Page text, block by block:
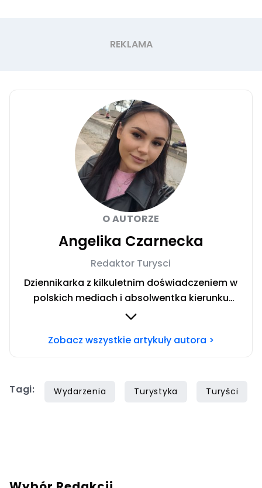
O AUTORZE
Angelika Czarnecka
Redaktor Turysci
Dziennikarka z kilkuletnim doświadczeniem w
polskich mediach i absolwentka kierunku
Dziennikarstwo i Komunikacja Społeczna w
Miłośniczka włoskich regionów. Uwielbiam
Zobacz wszystkie artykuły autora >
Tagi: Wydarzenia Turystyka Turyści